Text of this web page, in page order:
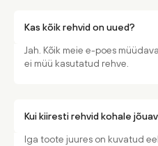
Kas kõik rehvid on uued?
Jah. Kõik meie e-poes
ei müü kasutatud rehve.
Kui kiiresti rehvid kohale
Iga toote juures on kuvatud